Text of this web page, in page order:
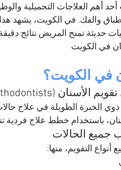
أحد أهم العلاجات التجميلية
والفك. في الكويت، يشهد
حديثة تمنح المريض نتائج
في الكويت
في الكويت؟
الخبرة الطويلة في علاج
باستخدام خطط علاج
التقويم، منها: